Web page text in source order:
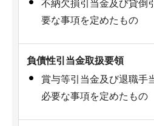
不納欠損引当金及び貸倒
要な事項を定めたもの
負債性引当金取扱要領
賞与等引当金及び退職手
必要な事項を定めたもの